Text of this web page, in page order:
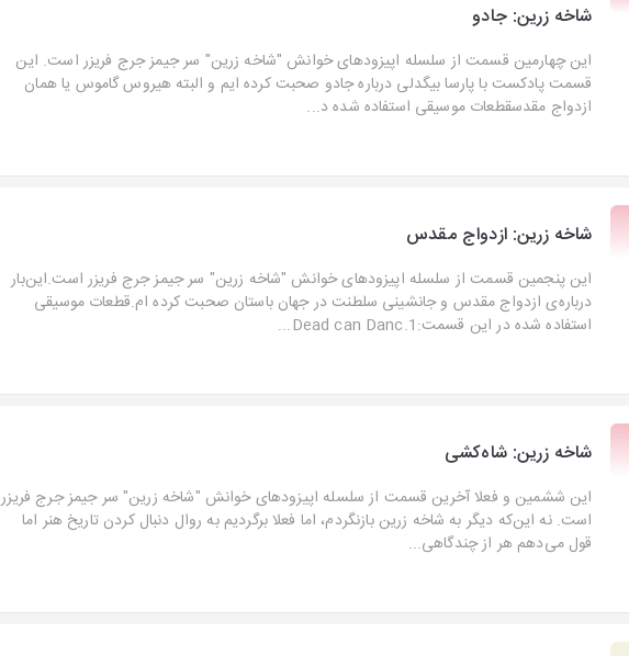
شاخه زرین: جادو
این چهارمین قسمت از سلسله اپیزودهای خوانش "شاخه زرین" سر جیمز جرج فریزر است. این
قسمت پادکست با پارسا بیگدلی درباره جادو صحبت کرده ایم و البته هیروس گاموس یا همان
ازدواج مقدسقطعات موسیقی استفاده شده د...
شاخه زرین: ازدواج مقدس
این پنجمین قسمت از سلسله اپیزودهای خوانش "شاخه زرین" سر جیمز جرج فریزر است.این‌بار
درباره‌ی ازدواج مقدس و جانشینی سلطنت در جهان باستان صحبت کرده ام.قطعات موسیقی
استفاده شده در این قسمت:1.Dead can Danc...
شاخه زرین: شاه‌کشی
این ششمین و فعلا آخرین قسمت از سلسله اپیزودهای خوانش "شاخه زرین" سر جیمز جرج فریزر
است. نه این‌که دیگر به شاخه زرین بازنگردم، اما فعلا برگردیم به روال دنبال کردن تاریخ هنر اما
قول می‌دهم هر از چندگاهی...